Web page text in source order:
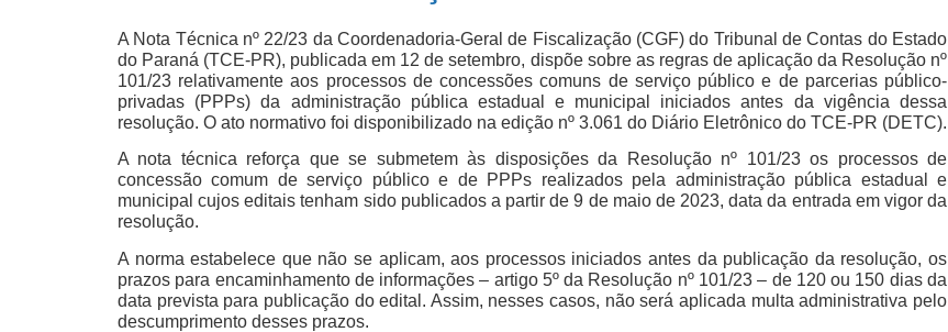
A Nota Técnica nº 22/23 da Coordenadoria-Geral de Fiscalização (CGF) do Tribunal de Contas do Estado
do Paraná (TCE-PR), publicada em 12 de setembro, dispõe sobre as regras de aplicação da Resolução nº
101/23 relativamente aos processos de concessões comuns de serviço público e de parcerias público-
privadas (PPPs) da administração pública estadual e municipal iniciados antes da vigência dessa
resolução. O ato normativo foi disponibilizado na edição nº 3.061 do Diário Eletrônico do TCE-PR (DETC).
A nota técnica reforça que se submetem às disposições da Resolução nº 101/23 os processos de
concessão comum de serviço público e de PPPs realizados pela administração pública estadual e
municipal cujos editais tenham sido publicados a partir de 9 de maio de 2023, data da entrada em vigor da
resolução.
A norma estabelece que não se aplicam, aos processos iniciados antes da publicação da resolução, os
prazos para encaminhamento de informações – artigo 5º da Resolução nº 101/23 – de 120 ou 150 dias da
data prevista para publicação do edital. Assim, nesses casos, não será aplicada multa administrativa pelo
descumprimento desses prazos.